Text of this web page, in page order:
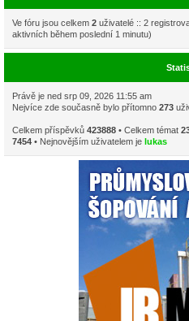
Ve fóru jsou celkem 2 uživatelé :: 2
aktivních během poslední 1 minutu)
Právě je ned srp 09, 2026 11:55 am
Nejvíce zde současně bylo přítomno 273
Celkem příspěvků 423888 • Celkem témat
7454 • Nejnovějším uživatelem je lukas